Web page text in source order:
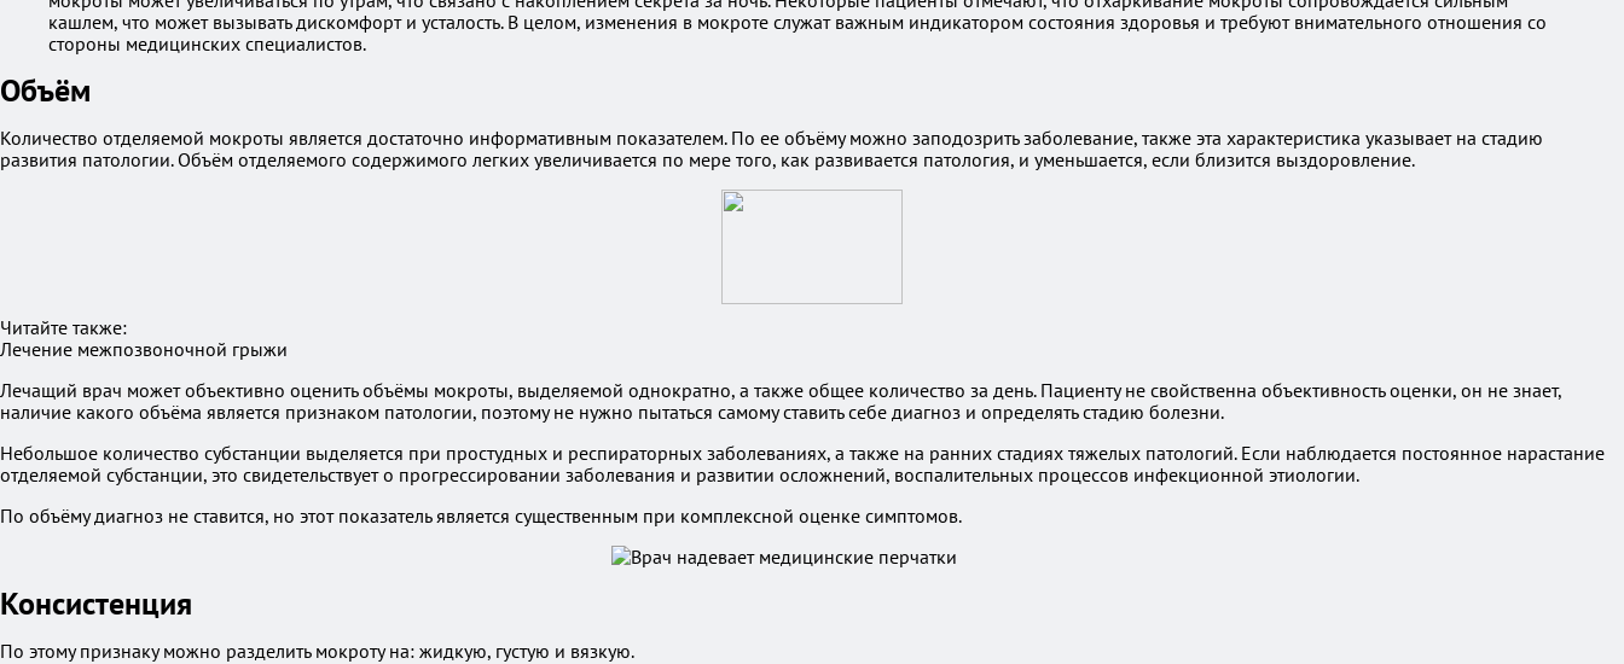
кашлем, что может вызывать дискомфорт и усталость. В целом, изменения в мокроте служат важным индикатором состояния здоровья и требуют внимательного отношения со
стороны медицинских специалистов.
Объём
Количество отделяемой мокроты является достаточно информативным показателем. По ее объёму можно заподозрить заболевание, также эта характеристика указывает на стадию
развития патологии. Объём отделяемого содержимого легких увеличивается по мере того, как развивается патология, и уменьшается, если близится выздоровление.
Читайте также:
Лечение межпозвоночной грыжи
Лечащий врач может объективно оценить объёмы мокроты, выделяемой однократно, а также общее количество за день. Пациенту не свойственна объективность оценки, он не знает,
наличие какого объёма является признаком патологии, поэтому не нужно пытаться самому ставить себе диагноз и определять стадию болезни.
Небольшое количество субстанции выделяется при простудных и респираторных заболеваниях, а также на ранних стадиях тяжелых патологий. Если наблюдается постоянное нарастание
отделяемой субстанции, это свидетельствует о прогрессировании заболевания и развитии осложнений, воспалительных процессов инфекционной этиологии.
По объёму диагноз не ставится, но этот показатель является существенным при комплексной оценке симптомов.
Консистенция
По этому признаку можно разделить мокроту на: жидкую, густую и вязкую.